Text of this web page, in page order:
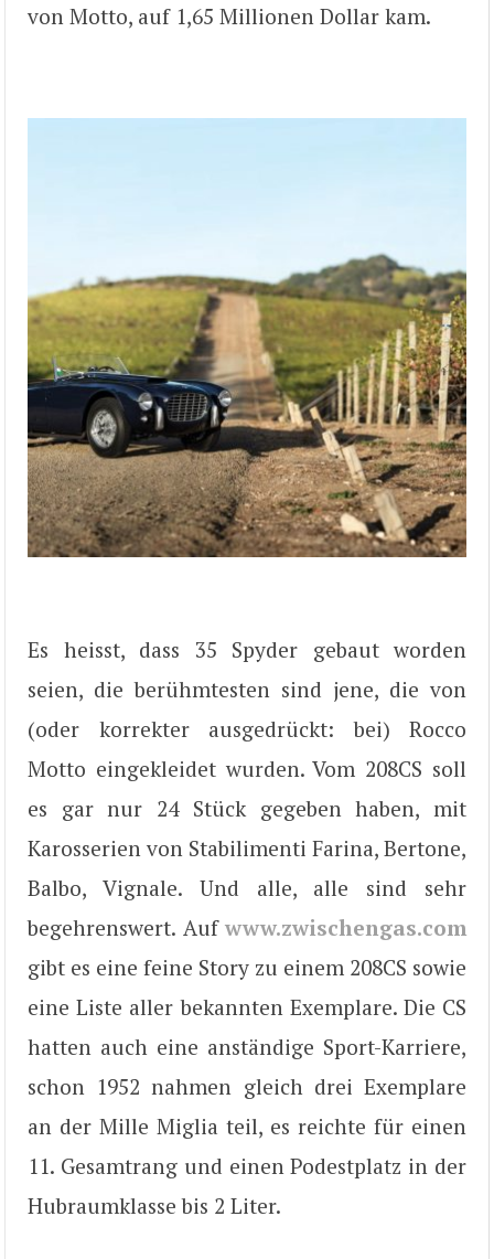
von Motto, auf 1,65 Millionen Dollar kam.
Es heisst, dass 35 Spyder gebaut worden
seien, die berühmtesten sind jene, die von
(oder korrekter ausgedrückt: bei) Rocco
Motto eingekleidet wurden. Vom 208CS soll
es gar nur 24 Stück gegeben haben, mit
Karosserien von Stabilimenti Farina, Bertone,
Balbo, Vignale. Und alle, alle sind sehr
begehrenswert. Auf www.zwischengas.com
gibt es eine feine Story zu einem 208CS sowie
eine Liste aller bekannten Exemplare. Die CS
hatten auch eine anständige Sport-Karriere,
schon 1952 nahmen gleich drei Exemplare
an der Mille Miglia teil, es reichte für einen
11. Gesamtrang und einen Podestplatz in der
Hubraumklasse bis 2 Liter.